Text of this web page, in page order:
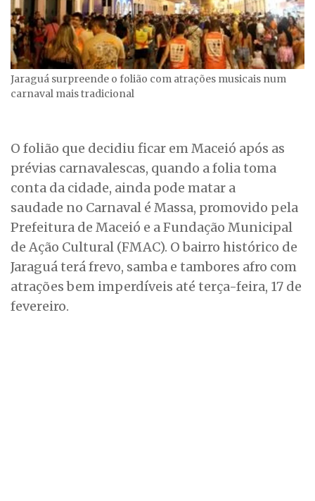
Jaraguá surpreende o folião com atrações musicais num
carnaval mais tradicional
O folião que decidiu ficar em Maceió após as
prévias carnavalescas, quando a folia toma
conta da cidade, ainda pode matar a
saudade no Carnaval é Massa, promovido pela
Prefeitura de Maceió e a Fundação Municipal
de Ação Cultural (FMAC). O bairro histórico de
Jaraguá terá frevo, samba e tambores afro com
atrações bem imperdíveis até terça-feira, 17 de
fevereiro.